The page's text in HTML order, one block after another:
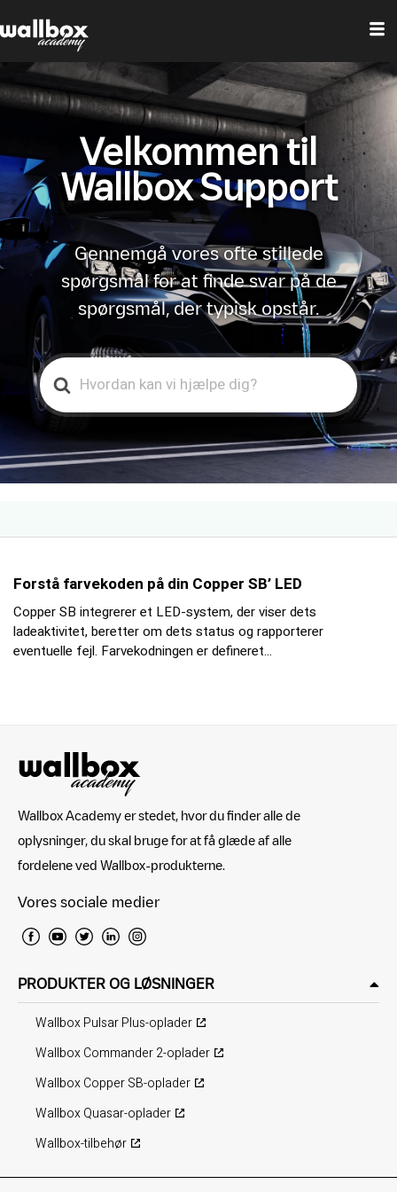
Velkommen til
Wallbox Support
Gennemgå vores ofte stillede
spørgsmål for at finde svar på de
spørgsmål, der typisk opstår.
Search
For
Forstå farvekoden på din Copper SB’ LED
Copper SB integrerer et LED-system, der viser dets
ladeaktivitet, beretter om dets status og rapporterer
eventuelle fejl. Farvekodningen er defineret...
Wallbox Academy er stedet, hvor du finder alle de
oplysninger, du skal bruge for at få glæde af alle
fordelene ved Wallbox-produkterne.
Vores sociale medier
PRODUKTER OG LØSNINGER
Wallbox Pulsar Plus-oplader
Wallbox Commander 2-oplader
Wallbox Copper SB-oplader
Wallbox Quasar-oplader
Wallbox-tilbehør